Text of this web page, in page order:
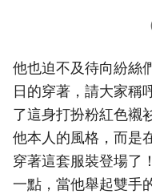
他也迫不及待向紛絲
日的穿著，請大家稱
了這身打扮粉紅色襯
他本人的風格，而是
穿著這套服裝登場了
一點，當他舉起雙手